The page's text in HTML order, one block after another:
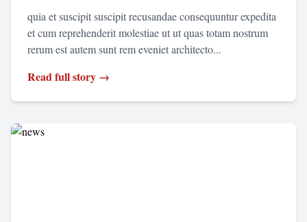
quia et suscipit suscipit recusandae consequuntur expedita
et cum reprehenderit molestiae ut ut quas totam nostrum
rerum est autem sunt rem eveniet architecto...
Read full story →